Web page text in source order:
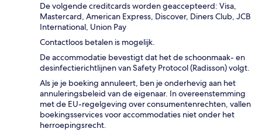
De volgende creditcards worden geaccepteerd: Visa,
Mastercard, American Express, Discover, Diners Club, JCB
International, Union Pay
Contactloos betalen is mogelijk.
De accommodatie bevestigt dat het de schoonmaak- en
desinfectierichtlijnen van Safety Protocol (Radisson) volgt.
Als je je boeking annuleert, ben je onderhevig aan het
annuleringsbeleid van de eigenaar. In overeenstemming
met de EU-regelgeving over consumentenrechten, vallen
boekingsservices voor accommodaties niet onder het
herroepingsrecht.